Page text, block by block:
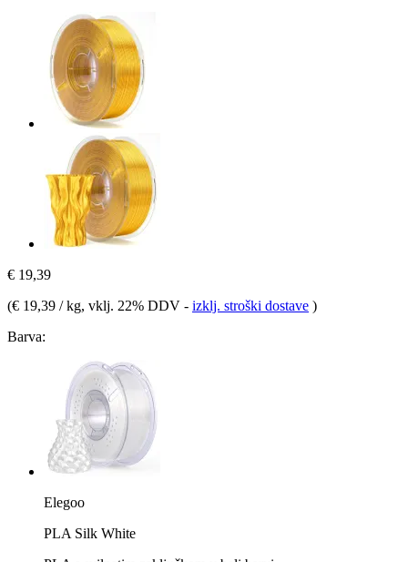
€ 19,39
(€ 19,39 / kg, vklj. 22% DDV - izklj. stroški dostave )
Barva:
Elegoo
PLA Silk White